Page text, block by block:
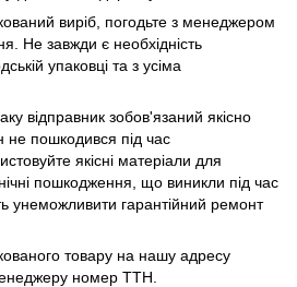
виріб, погодьте з менеджером
Не завжди є необхідність
упаковці та з усіма
відправник зобов'язаний якісно
не пошкодився під час
якісні матеріали для
пошкодження, що виникли під час
унеможливити гарантійний ремонт
товару на нашу адресу
номер ТТН.